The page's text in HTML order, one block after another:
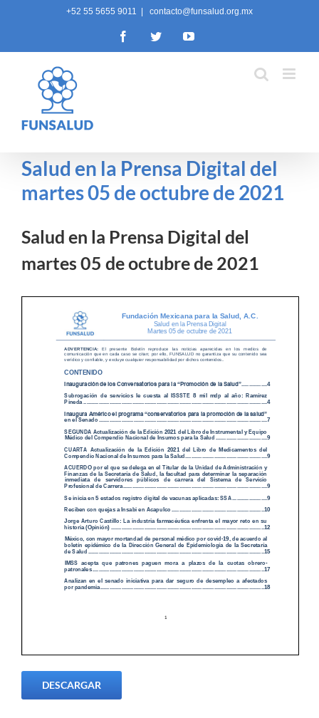
+52 55 5655 9011 contacto@funsalud.org.mx
FacebookTwitterYouTube
Salud en la Prensa Digital del
martes 05 de octubre de 2021
Salud en la Prensa Digital del
martes 05 de octubre de 2021
DESCARGAR